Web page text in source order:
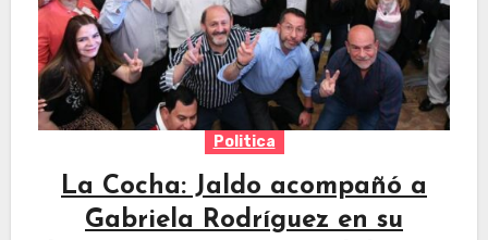
Politica
La Cocha: Jaldo acompañó a
Gabriela Rodríguez en su